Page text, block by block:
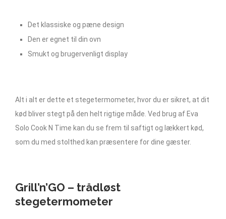
Det klassiske og pæne design
Den er egnet til din ovn
Smukt og brugervenligt display
Alt i alt er dette et stegetermometer, hvor du er sikret, at dit
kød bliver stegt på den helt rigtige måde. Ved brug af Eva
Solo Cook N Time kan du se frem til saftigt og lækkert kød,
som du med stolthed kan præsentere for dine gæster.
Grill’n’GO – trådløst
stegetermometer